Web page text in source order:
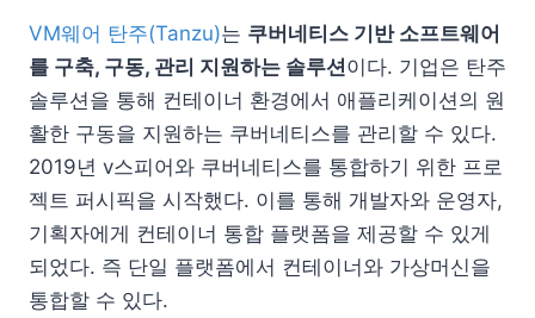
VM웨어 탄주(Tanzu)는 쿠버네티스 기반 소프트웨어
를 구축, 구동, 관리 지원하는 솔루션이다. 기업은 탄주
솔루션을 통해 컨테이너 환경에서 애플리케이션의 원
활한 구동을 지원하는 쿠버네티스를 관리할 수 있다.
2019년 v스피어와 쿠버네티스를 통합하기 위한 프로
젝트 퍼시픽을 시작했다. 이를 통해 개발자와 운영자,
기획자에게 컨테이너 통합 플랫폼을 제공할 수 있게
되었다. 즉 단일 플랫폼에서 컨테이너와 가상머신을
통합할 수 있다.